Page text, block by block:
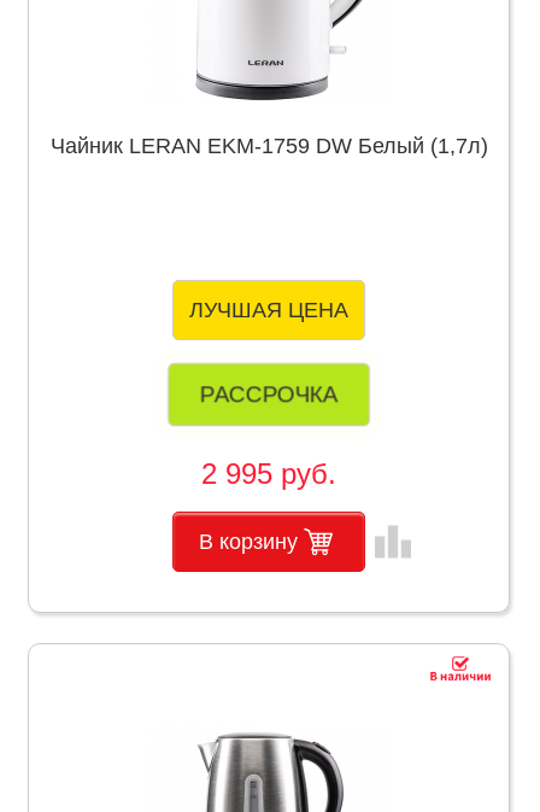
Чайник LERAN EKM-1759 DW Белый (1,7л)
ЛУЧШАЯ ЦЕНА
РАССРОЧКА
2 995 руб.
В корзину leaderboard